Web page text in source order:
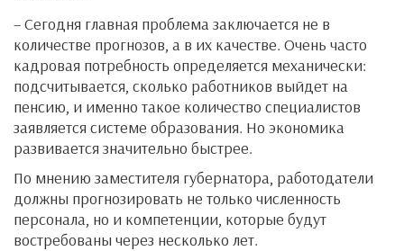
– Сегодня главная проблема заключается не в
количестве прогнозов, а в их качестве. Очень часто
кадровая потребность определяется механически:
подсчитывается, сколько работников выйдет на
пенсию, и именно такое количество специалистов
заявляется системе образования. Но экономика
развивается значительно быстрее.
По мнению заместителя губернатора, работодатели
должны прогнозировать не только численность
персонала, но и компетенции, которые будут
востребованы через несколько лет.